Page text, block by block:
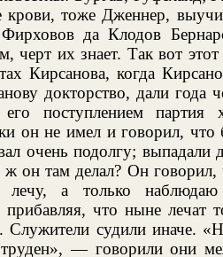
крови, тоже Дженнер,
да Клодов
черт их знает. Так вот
Кирсанова, когда
докторство, дали года
поступлением партия
он не имел и говорил,
очень подолгу;
он там делал? Он говорил,
а только
прибавляя, что ныне лечат
Служители судили иначе.
— говорили они